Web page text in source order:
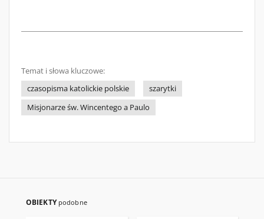
Temat i słowa kluczowe:
czasopisma katolickie polskie
szarytki
Misjonarze św. Wincentego a Paulo
OBIEKTY podobne